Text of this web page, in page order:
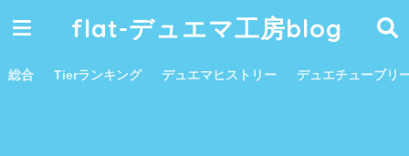
flat-デュエマ工房blog
総合 Tierランキング デュエマヒストリー デュエチューブリ